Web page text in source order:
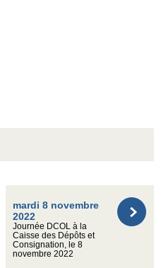
mardi 8 novembre
2022
Journée DCOL à la
Caisse des Dépôts et
Consignation, le 8
novembre 2022